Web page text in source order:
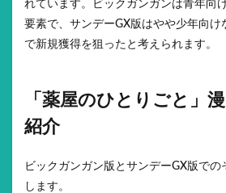
れています。ビックガンガンは青年向
要素で、サンデーGX版はやや少年向け
で新規獲得を狙ったと考えられます。
「薬屋のひとりごと」
紹介
ビックガンガン版とサンデーGX版で
します。